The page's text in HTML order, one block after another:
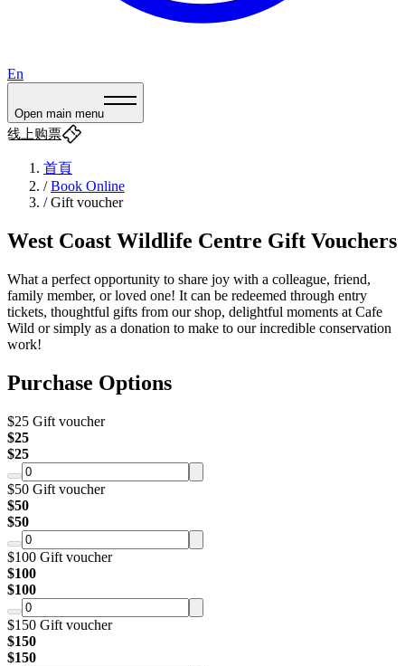
En
Open main menu
线上购票
首頁
/Book Online
/Gift voucher
West Coast Wildlife Centre Gift Vouchers
What a perfect opportunity to share joy with a colleague, friend,
family member, or loved one! It can be redeemed through entry
tickets, thoughtful gifts from our shop, delightful moments at Cafe
Wild or simply as a donation to make to our incredible conservation
work!
Purchase Options
$25 Gift voucher
$25
$25
$50 Gift voucher
$50
$50
$100 Gift voucher
$100
$100
$150 Gift voucher
$150
$150